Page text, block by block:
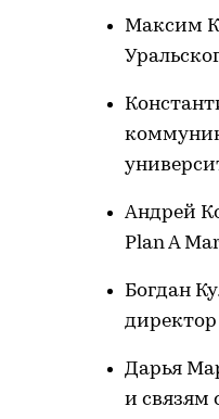
Максим
Андрей
Plan A
Богдан
директор
Дарья
и связям